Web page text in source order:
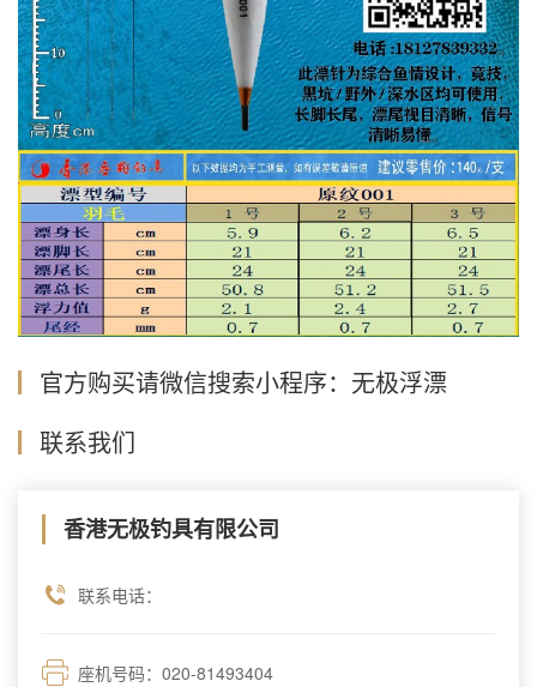
官方购买请微信搜索小程序：无极浮漂
联系我们
香港无极钓具有限公司
联系电话：
座机号码：020-81493404